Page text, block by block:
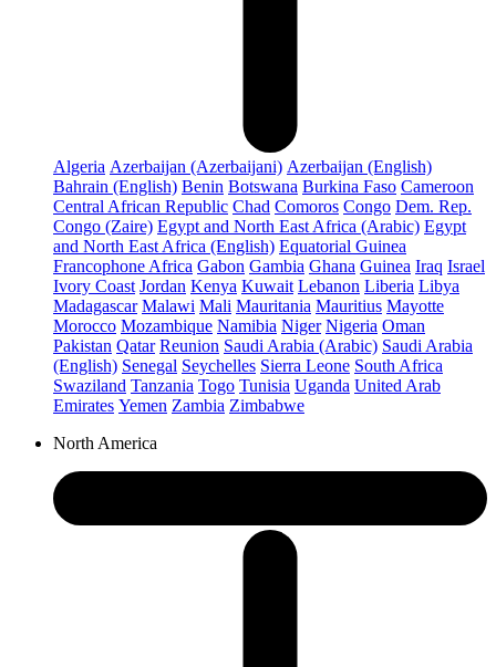
Algeria Azerbaijan (Azerbaijani) Azerbaijan (English)
Bahrain (English) Benin Botswana Burkina Faso Cameroon
Central African Republic Chad Comoros Congo Dem. Rep.
Congo (Zaire) Egypt and North East Africa (Arabic) Egypt
and North East Africa (English) Equatorial Guinea
Francophone Africa Gabon Gambia Ghana Guinea Iraq Israel
Ivory Coast Jordan Kenya Kuwait Lebanon Liberia Libya
Madagascar Malawi Mali Mauritania Mauritius Mayotte
Morocco Mozambique Namibia Niger Nigeria Oman
Pakistan Qatar Reunion Saudi Arabia (Arabic) Saudi Arabia
(English) Senegal Seychelles Sierra Leone South Africa
Swaziland Tanzania Togo Tunisia Uganda United Arab
Emirates Yemen Zambia Zimbabwe
North America